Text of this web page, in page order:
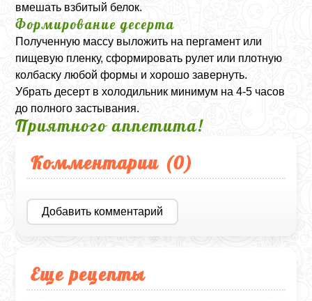
вмешать взбитый белок.
Формирование десерта
Полученную массу выложить на пергамент или
пищевую пленку, сформировать рулет или плотную
колбаску любой формы и хорошо завернуть.
Убрать десерт в холодильник минимум на 4-5 часов
до полного застывания.
Приятного аппетита!
Комментарии (0)
Добавить комментарий
Еще рецепты